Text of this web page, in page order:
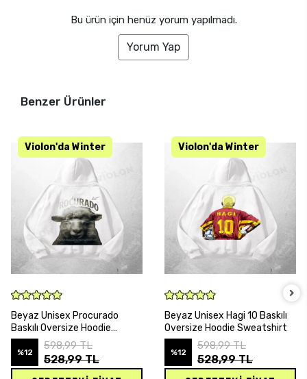
Bu ürün için henüz yorum yapılmadı.
Yorum Yap
Benzer Ürünler
Beyaz Unisex Procurado
Baskılı Oversize Hoodie
Sweatshirt
%12
598,99 TL
528,99 TL
Beyaz Unisex Hagi 10 Baskılı
Oversize Hoodie Sweatshirt
%12
598,99 TL
528,99 TL